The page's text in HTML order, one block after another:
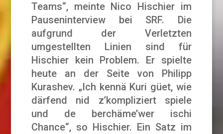
Teams“, meinte Nico Hischier im
Pauseninterview bei SRF. Die
aufgrund der Verletzten
umgestellten Linien sind für
Hischier kein Problem. Er spielte
heute an der Seite von Philipp
Kurashev. „Ich kennä Kuri güet, wie
därfend nid z’kompliziert spiele
und de berchäme’wer ischi
Chance“, so Hischier. Ein Satz im